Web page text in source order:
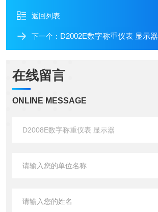
返回列表
下一个： D2002E数字称重仪表 显示器
在线留言
ONLINE MESSAGE